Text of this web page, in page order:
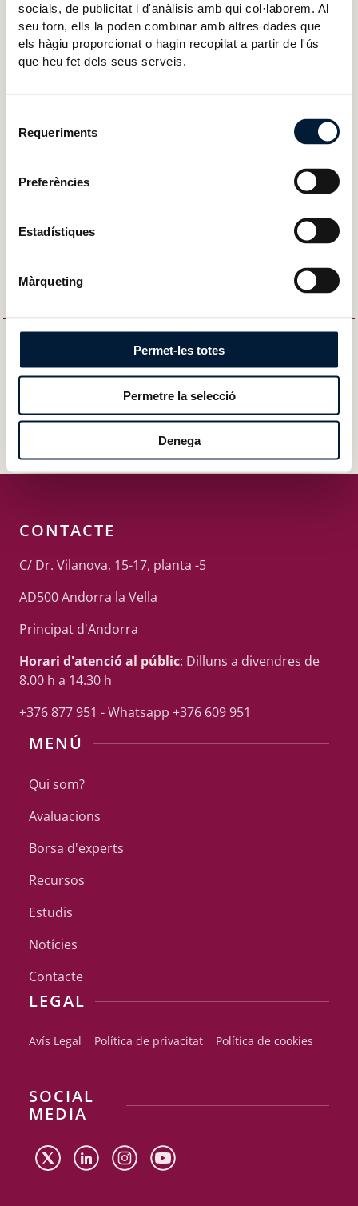
socials, de publicitat i d'anàlisis amb qui col·laborem. Al
seu torn, ells la poden combinar amb altres dades que
els hàgiu proporcionat o hagin recopilat a partir de l'ús
que heu fet dels seus serveis.
Requeriments
Preferències
Estadístiques
Màrqueting
Permet-les totes
Permetre la selecció
Denega
20-01-2017 Altres
orden_pre_799_2017_memorando_acpua_aqua.pdf
Paginació
CONTACTE
C/ Dr. Vilanova, 15-17, planta -5
AD500 Andorra la Vella
Principat d'Andorra
Horari d'atenció al públic: Dilluns a divendres de
8.00 h a 14.30 h
+376 877 951 - Whatsapp +376 609 951
MENÚ
Qui som?
Avaluacions
Borsa d'experts
Recursos
Estudis
Notícies
Contacte
LEGAL
Avís Legal Política de privacitat Política de cookies
SOCIAL
MEDIA